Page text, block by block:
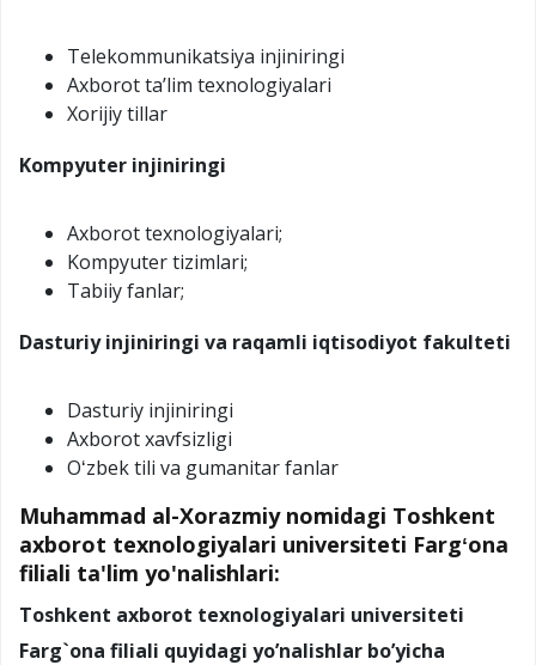
Telekommunikatsiya injiniringi
Axborot taʼlim texnologiyalari
Xorijiy tillar
Kompyuter injiniringi
Axborot texnologiyalari;
Kompyuter tizimlari;
Tabiiy fanlar;
Dasturiy injiniringi va raqamli iqtisodiyot fakulteti
Dasturiy injiniringi
Axborot xavfsizligi
Oʻzbek tili va gumanitar fanlar
Muhammad al-Xorazmiy nomidagi Toshkent
axborot texnologiyalari universiteti Fargʻona
filiali ta'lim yo'nalishlari:
Toshkent axborot texnologiyalari universiteti
Farg`ona filiali quyidagi yo’nalishlar bo’yicha